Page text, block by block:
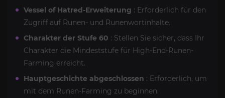
Vessel of Hatred-Erweiterung : Erforderlich für den
Zugriff auf Runen- und Runenwortinhalte.
Charakter der Stufe 60 : Stellen Sie sicher, dass Ihr
Charakter die Mindeststufe für High-End-Runen-
Farming erreicht.
Hauptgeschichte abgeschlossen : Erforderlich, um
mit dem Runen-Farming zu beginnen.